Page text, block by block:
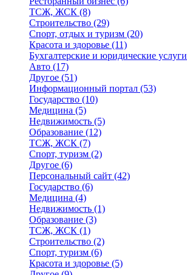
ТСЖ, ЖСК (8)
Строительство (29)
Спорт, отдых и туризм (20)
Красота и здоровье (11)
Бухгалтерские и юридические услуги
Авто (17)
Другое (51)
Информационный портал (53)
Государство (10)
Медицина (5)
Недвижимость (5)
Образование (12)
ТСЖ, ЖСК (7)
Спорт, туризм (2)
Другое (6)
Персональный сайт (42)
Государство (6)
Медицина (4)
Недвижимость (1)
Образование (3)
ТСЖ, ЖСК (1)
Строительство (2)
Спорт, туризм (6)
Красота и здоровье (5)